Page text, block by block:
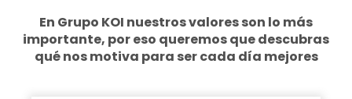
En Grupo KOI nuestros valores son lo más
importante, por eso queremosque descubras
qué nos motiva para ser cada día mejores